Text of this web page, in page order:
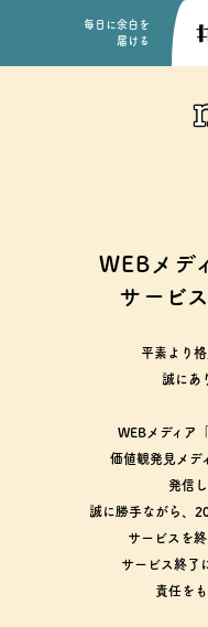
毎日に余白を
届ける
WEBメデ
サービ
平素より
誠にあ
WEBメディア
価値観発見メデ
発信
誠に勝手ながら、
サービスを
サービス終了
責任を